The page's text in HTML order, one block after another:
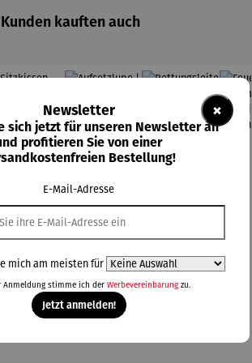
Kunden kauften auch
×
Newsletter
sich jetzt für unseren Newsletter an
profitieren Sie von einer
Bestellung!
E-Mail-Adresse
mich am meisten für
Anmeldung stimme ich der Werbevereinbarungzu.
Jetzt anmelden!